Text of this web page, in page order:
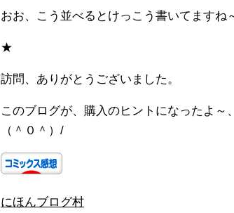
おお、こう並べるとけっこう書いてますね
★
訪問、ありがとうございました。
このブログが、購入のヒントになったよ
（＾０＾）/
にほんブログ村